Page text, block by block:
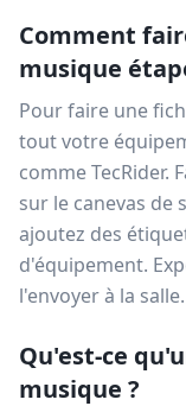
Comment
musique
Pour faire une
tout votre
comme TecRider.
sur le canevas de
ajoutez des
d'équipement.
l'envoyer à la salle.
Qu'est-ce
musique ?